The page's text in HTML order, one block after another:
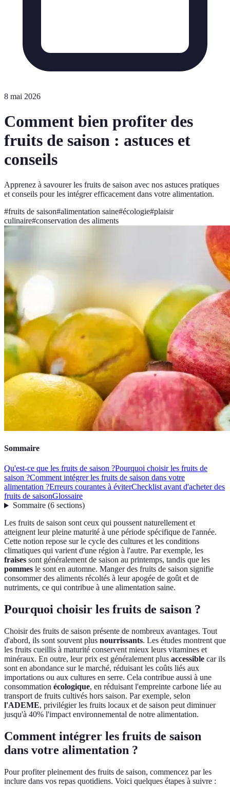
8 mai 2026
Comment bien profiter des
fruits de saison : astuces et
conseils
Apprenez à savourer les fruits de saison avec nos astuces pratiques
et conseils pour les intégrer efficacement dans votre alimentation.
#fruits de saison#alimentation saine#écologie#plaisir
culinaire#conservation des aliments
Sommaire
Qu'est-ce que les fruits de saison ?Pourquoi choisir les fruits de
saison ?Comment intégrer les fruits de saison dans votre
alimentation ?Erreurs courantes à éviterChecklist avant d'acheter des
fruits de saisonGlossaire
Sommaire(6 sections)
Les fruits de saison sont ceux qui poussent naturellement et
atteignent leur pleine maturité à une période spécifique de l'année.
Cette notion repose sur le cycle des cultures et les conditions
climatiques qui varient d'une région à l'autre. Par exemple, les
fraises sont généralement de saison au printemps, tandis que les
pommes le sont en automne. Manger des fruits de saison signifie
consommer des aliments récoltés à leur apogée de goût et de
nutriments, ce qui contribue à une alimentation saine.
Pourquoi choisir les fruits de saison ?
Choisir des fruits de saison présente de nombreux avantages. Tout
d'abord, ils sont souvent plus nourrissants. Les études montrent que
les fruits cueillis à maturité conservent mieux leurs vitamines et
minéraux. En outre, leur prix est généralement plus accessible car ils
sont en abondance sur le marché, réduisant les coûts liés aux
importations ou aux cultures en serre. Cela contribue aussi à une
consommation écologique, en réduisant l'empreinte carbone liée au
transport de fruits cultivés hors saison. Par exemple, selon
l'ADEME, privilégier les fruits locaux et de saison peut diminuer
jusqu'à 40% l'impact environnemental de notre alimentation.
Comment intégrer les fruits de saison
dans votre alimentation ?
Pour profiter pleinement des fruits de saison, commencez par les
inclure dans vos repas quotidiens. Voici quelques étapes à suivre :